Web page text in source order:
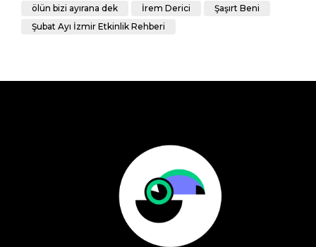
ölün bizi ayırana dek
İrem Derici
Şaşırt Beni
Şubat Ayı İzmir Etkinlik Rehberi